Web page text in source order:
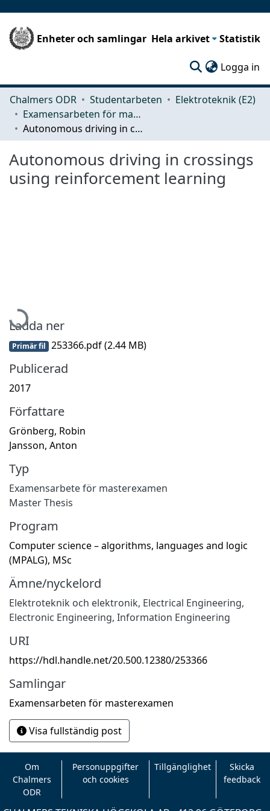
Enheter och samlingar Hela arkivet Statistik
Logga in
Chalmers ODR Studentarbeten
Elektroteknik (E2)
Examensarbeten för masterexamen
Autonomous driving in crossings using reinforcement learning
Autonomous driving in crossings
using reinforcement learning
Hämtar...
Ladda ner
Primär fil 253366.pdf(2.44 MB)
Publicerad
2017
Författare
Grönberg, Robin
Jansson, Anton
Typ
Examensarbete för masterexamen
Master Thesis
Program
Computer science – algorithms, languages and logic
(MPALG), MSc
Ämne/nyckelord
Elektroteknik och elektronik, Electrical Engineering,
Electronic Engineering, Information Engineering
URI
https://hdl.handle.net/20.500.12380/253366
Samlingar
Examensarbeten för masterexamen
Visa fullständig post
Om
Chalmers
ODR
Personuppgifter
och cookies
Tillgänglighet
Skicka
feedback